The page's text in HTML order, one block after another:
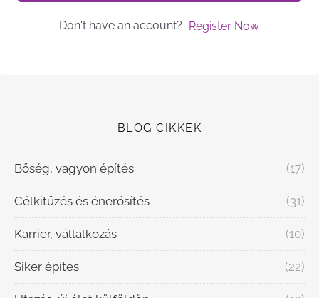
Don't have an account? Register Now
BLOG CIKKEK
Bőség, vagyon építés (17)
Célkitűzés és énerősítés (31)
Karrier, vállalkozás (10)
Siker építés (22)